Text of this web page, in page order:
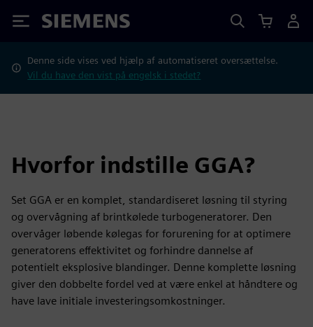
Siemens
Denne side vises ved hjælp af automatiseret oversættelse.
Vil du have den vist på engelsk i stedet?
Hvorfor indstille GGA?
Set GGA er en komplet, standardiseret løsning til styring
og overvågning af brintkølede turbogeneratorer. Den
overvåger løbende kølegas for forurening for at optimere
generatorens effektivitet og forhindre dannelse af
potentielt eksplosive blandinger. Denne komplette løsning
giver den dobbelte fordel ved at være enkel at håndtere og
have lave initiale investeringsomkostninger.